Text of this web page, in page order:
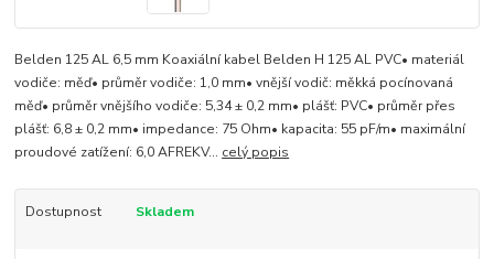
Belden 125 AL 6,5 mm Koaxiální kabel Belden H 125 AL PVC• materiál
vodiče: měď• průměr vodiče: 1,0 mm• vnější vodič: měkká pocínovaná
měď• průměr vnějšího vodiče: 5,34 ± 0,2 mm• plášť: PVC• průměr přes
plášť: 6,8 ± 0,2 mm• impedance: 75 Ohm• kapacita: 55 pF/m• maximální
proudové zatížení: 6,0 AFREKV... celý popis
Dostupnost Skladem